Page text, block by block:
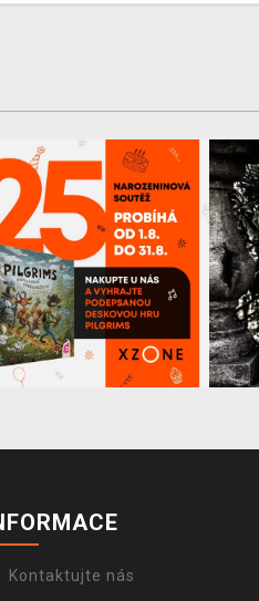
Kontaktujte nás